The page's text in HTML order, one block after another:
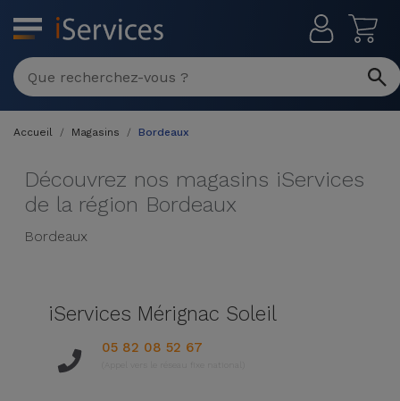
MENU
Réparation
Multimarque
Différentes
Pannes
iPhone
/ iMac
iPhone
Reconditionnés
Reconditionnés
Produits
Nouveautés
Câbles
Promotions
Reprises
Accueil Magasins Bordeaux
Découvrez nos magasins iServices
de la région Bordeaux
Bordeaux
iServices Mérignac Soleil
05 82 08 52 67
(Appel vers le réseau fixe national)